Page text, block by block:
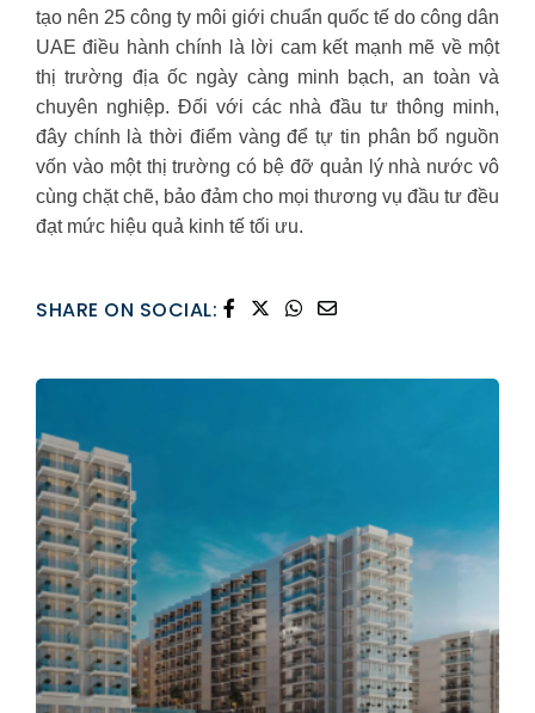
tạo nên 25 công ty môi giới chuẩn quốc tế do công dân
UAE điều hành chính là lời cam kết mạnh mẽ về một
thị trường địa ốc ngày càng minh bạch, an toàn và
chuyên nghiệp. Đối với các nhà đầu tư thông minh,
đây chính là thời điểm vàng để tự tin phân bổ nguồn
vốn vào một thị trường có bệ đỡ quản lý nhà nước vô
cùng chặt chẽ, bảo đảm cho mọi thương vụ đầu tư đều
đạt mức hiệu quả kinh tế tối ưu.
SHARE ON SOCIAL: